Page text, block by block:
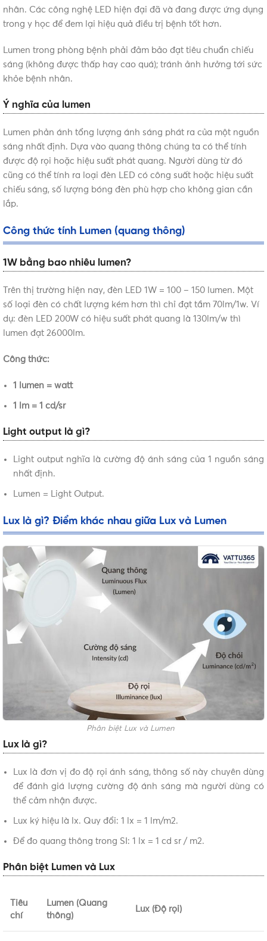
nhân. Các công nghệ LED hiện đại đã và đang được ứng dụng
trong y học để đem lại hiệu quả điều trị bệnh tốt hơn.
Lumen trong phòng bệnh phải đảm bảo đạt tiêu chuẩn chiếu
sáng (không được thấp hay cao quá); tránh ảnh hưởng tới sức
khỏe bệnh nhân.
Ý nghĩa của lumen
Lumen phản ánh tổng lượng ánh sáng phát ra của một nguồn
sáng nhất định. Dựa vào quang thông chúng ta có thể tính
được độ rọi hoặc hiệu suất phát quang. Người dùng từ đó
cũng có thể tính ra loại đèn LED có công suất hoặc hiệu suất
chiếu sáng, số lượng bóng đèn phù hợp cho không gian cần
lắp.
Công thức tính Lumen (quang thông)
1W bằng bao nhiêu lumen?
Trên thị trường hiện nay, đèn LED 1W = 100 – 150 lumen. Một
số loại đèn có chất lượng kém hơn thì chỉ đạt tầm 70lm/1w. Ví
dụ: đèn LED 200W có hiệu suất phát quang là 130lm/w thì
lumen đạt 26000lm.
Công thức:
1 lumen = watt
1 lm = 1 cd/sr
Light output là gì?
Light output nghĩa là cường độ ánh sáng của 1 nguồn sáng
nhất định.
Lumen = Light Output.
Lux là gì? Điểm khác nhau giữa Lux và Lumen
Phân biệt Lux và Lumen
Lux là gì?
Lux là đơn vị đo độ rọi ánh sáng, thông số này chuyên dùng
để đánh giá lượng cường độ ánh sáng mà người dùng có
thể cảm nhận được.
Lux ký hiệu là lx. Quy đổi: 1 lx = 1 lm/m2.
Để đo quang thông trong SI: 1 lx = 1 cd sr / m2.
Phân biệt Lumen và Lux
Tiêu
chí
Lumen (Quang
thông)
Lux (Độ rọi)